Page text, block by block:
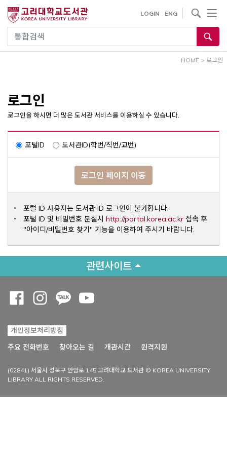
건
통합검색
LOGIN ENG
사이트내 검색
HOME > 로그인
로그인
로그인을 하시면 더 많은 도서관 서비스를 이용하실 수 있습니다.
포털ID 도서관ID(학번/직번/교번)
로그인 페이지 이동
포털 ID 사용자는 도서관 ID 로그인이 불가합니다.
포털 ID 및 비밀번호 분실시 http://portal.korea.ac.krOpens a
접속 후
"아이디/비밀번호 찾기" 기능을 이용하여 주시기 바랍니다.
관련사이트
개인정보처리방침
주요 전화번호
찾아오는 길 개관시간 원격지원
(02841) 서울시 성북구 안암로 145 고려대학교 도서관 © KOREA UNIVERSITY
LIBRARY ALL RIGHTS RESERVED.
Opens a new window
Opens a new window
Opens a new window